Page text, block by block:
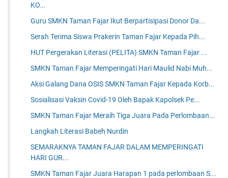
KO...
Guru SMKN Taman Fajar Ikut Berpartisipasi Donor Da...
Serah Terima Siswa Prakerin Taman Fajar Kepada Pih...
HUT Pergerakan Literasi (PELITA) SMKN Taman Fajar ...
SMKN Taman Fajar Memperingati Hari Maulid Nabi Muh...
Aksi Galang Dana OSIS SMKN Taman Fajar Kepada Korb...
Sosialisasi Vaksin Covid-19 Oleh Bapak Kapolsek Pe...
SMKN Taman Fajar Meraih Tiga Juara Pada Perlombaan...
Langkah Literasi Babeh Nurdin
SEMARAKNYA TAMAN FAJAR DALAM MEMPERINGATI
HARI GUR...
SMKN Taman Fajar Juara Harapan 1 pada perlombaan S...